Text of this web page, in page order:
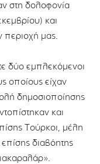
στη δολοφονία
και
περιοχή μας.
δύο εμπλεκόμενοι
οποίους είχαν
δημοσιοποίησης
και
Τούρκοι, μέλη
επίσης διαβόητης